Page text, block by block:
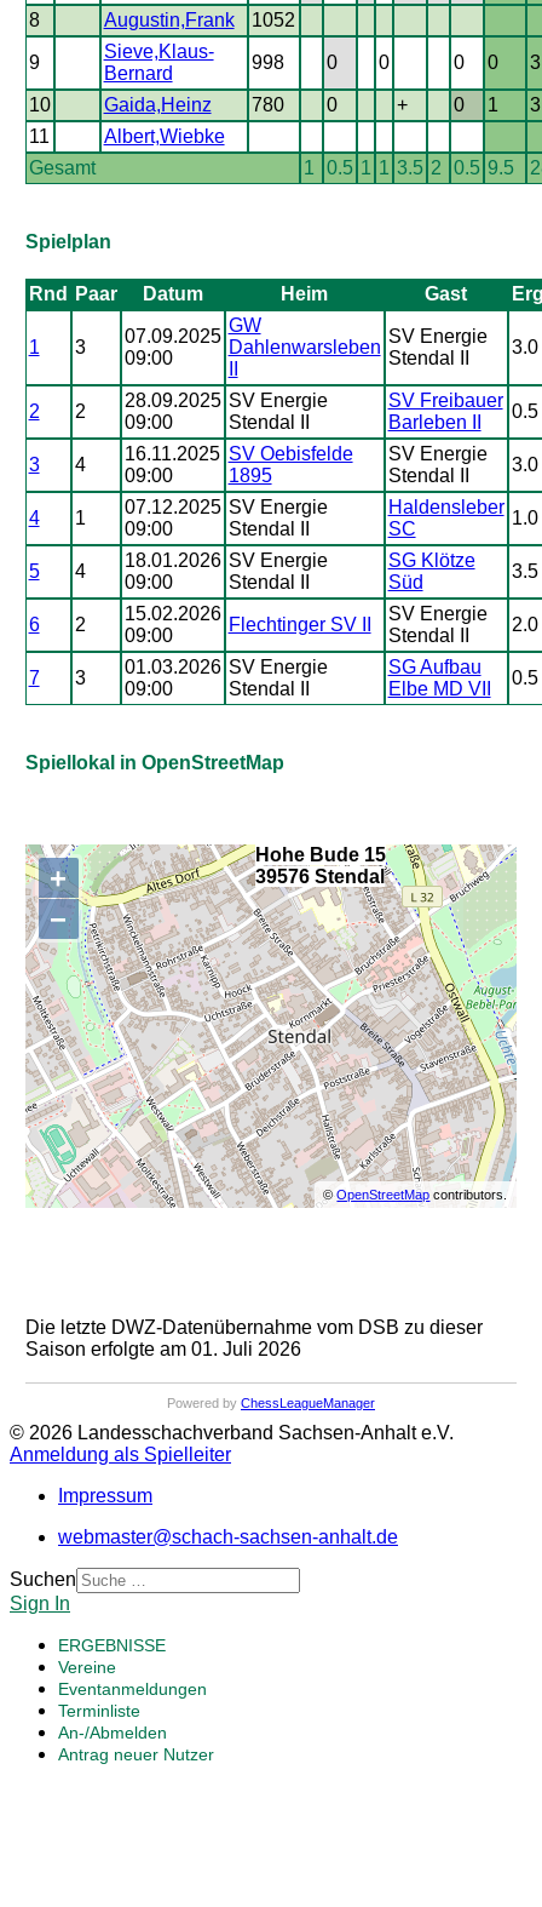
8
Augustin,Frank 1052
9
Sieve,Klaus-
Bernard
998 0 0 0 0 3
10 Gaida,Heinz 780 0 + 0 1
3
11
Albert,Wiebke
Gesamt
1 0.5 1 1 3.5 2 0.5 9.5
Spielplan
Rnd Paar Datum Heim Gast
1 3
07.09.2025
09:00
GW
Dahlenwarsleben
SV Energie
Stendal II
3.0
2 2
28.09.2025
09:00
SV Energie
Stendal II
SV Freibauer
Barleben II
0.5
3 4
16.11.2025
09:00
SV Oebisfelde
1895
SV Energie
Stendal II
3.0
4 1
07.12.2025
09:00
SV Energie
Stendal II
Haldensleber
SC
1.0
5 4
18.01.2026
09:00
SV Energie
Stendal II
SG Klötze
Süd
3.5
6 2
15.02.2026
09:00
Flechtinger SV II
SV Energie
Stendal II
2.0
7 3
01.03.2026
09:00
SV Energie
Stendal II
SG Aufbau
Elbe MD VII
0.5
Spiellokal in OpenStreetMap
+
−
©OpenStreetMap contributors.
Hohe Bude 15
39576 Stendal
,
Die letzte DWZ-Datenübernahme vom DSB zu dieser
Saison erfolgte am 01. Juli 2026
Powered by ChessLeagueManager
© 2026 Landesschachverband Sachsen-Anhalt e.V.
Anmeldung als Spielleiter
Impressum
webmaster@schach-sachsen-anhalt.de
Suchen
Sign In
ERGEBNISSE
Vereine
Eventanmeldungen
Terminliste
An-/Abmelden
Antrag neuer Nutzer